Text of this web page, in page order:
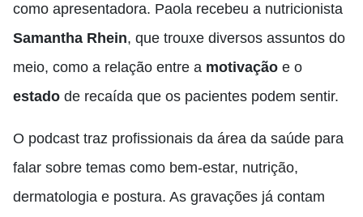
como apresentadora. Paola recebeu a nutricionista
Samantha Rhein, que trouxe diversos assuntos do
meio, como a relação entre a motivação e o
estado de recaída que os pacientes podem sentir.
O podcast traz profissionais da área da saúde para
falar sobre temas como bem-estar, nutrição,
dermatologia e postura. As gravações já contam